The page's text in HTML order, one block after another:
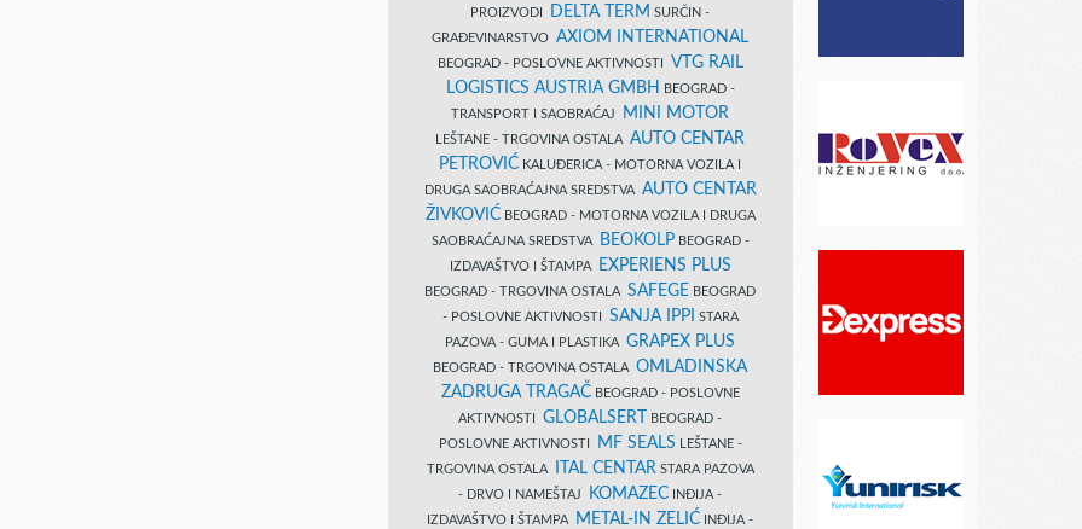
PROIZVODI
DELTA TERM SURČIN -
GRAĐEVINARSTVO AXIOM INTERNATIONAL
BEOGRAD - POSLOVNE AKTIVNOSTI VTG RAIL
LOGISTICS AUSTRIA GMBH
BEOGRAD -
TRANSPORT I SAOBRAĆAJ
MINI MOTOR
LEŠTANE - TRGOVINA OSTALA AUTO CENTAR
PETROVIĆ KALUĐERICA - MOTORNA VOZILA I
DRUGA SAOBRAĆAJNA SREDSTVA AUTO CENTAR
ŽIVKOVIĆBEOGRAD - MOTORNA VOZILA I DRUGA
SAOBRAĆAJNA SREDSTVA
BEOKOLPBEOGRAD -
IZDAVAŠTVO I ŠTAMPA
EXPERIENS PLUS
BEOGRAD - TRGOVINA OSTALA SAFEGE BEOGRAD
- POSLOVNE AKTIVNOSTI SANJA IPPI
STARA
PAZOVA - GUMA I PLASTIKA GRAPEX PLUS
BEOGRAD - TRGOVINA OSTALA OMLADINSKA
ZADRUGA TRAGAČBEOGRAD - POSLOVNE
AKTIVNOSTI GLOBALSERT
BEOGRAD -
POSLOVNE AKTIVNOSTI
MF SEALS LEŠTANE -
TRGOVINA OSTALA
ITAL CENTAR STARA PAZOVA
- DRVO I NAMEŠTAJ
KOMAZEC INĐIJA -
IZDAVAŠTVO I ŠTAMPA
METAL-IN ZELIĆ INĐIJA -